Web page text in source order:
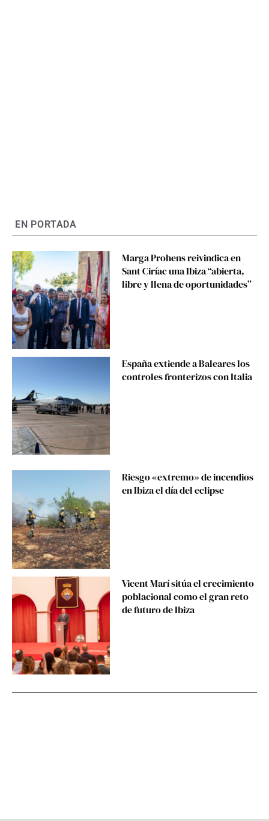
EN PORTADA
Marga Prohens reivindica en
Sant Ciríac una Ibiza “abierta,
libre y llena de oportunidades”
España extiende a Baleares los
controles fronterizos con Italia
Riesgo «extremo» de incendios
en Ibiza el día del eclipse
Vicent Marí sitúa el crecimiento
poblacional como el gran reto
de futuro de Ibiza